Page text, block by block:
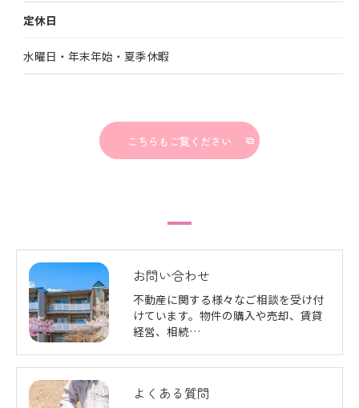
定休日
水曜日・年末年始・夏季休暇
こちらもご覧ください
お問い合わせ
不動産に関する様々なご相談を受け付
けています。物件の購入や売却、賃貸
経営、相続…
よくある質問